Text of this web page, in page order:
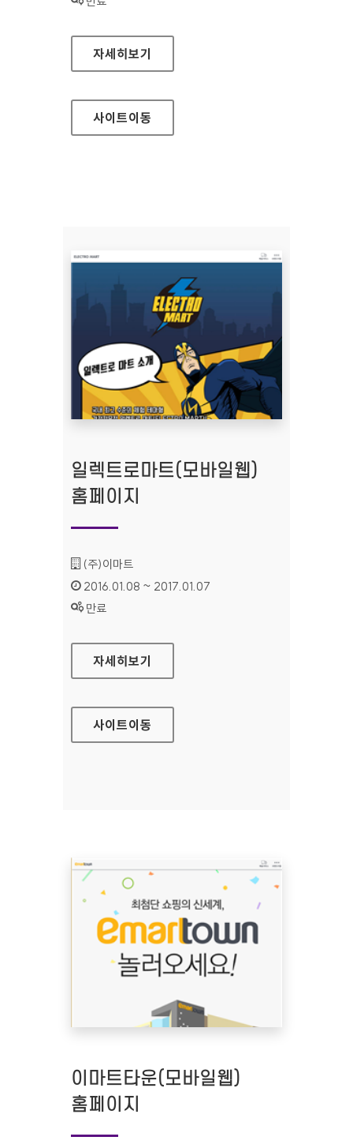
완도군청 홈페이지
자세히보기
사이트이동
일렉트로마트(모바일웹)
홈페이지
기관명 :
(주)이마트
인증기간 :
2016.01.08 ~ 2017.01.07
상태 :
만료
일렉트로마트(모바일웹) 홈페이지
자세히보기
사이트이동
이마트타운(모바일웹)
홈페이지